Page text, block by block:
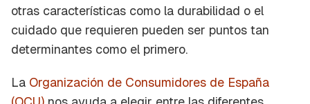
otras características como la durabilidad o el
cuidado que requieren pueden ser puntos tan
determinantes como el primero.
La Organización de Consumidores de España